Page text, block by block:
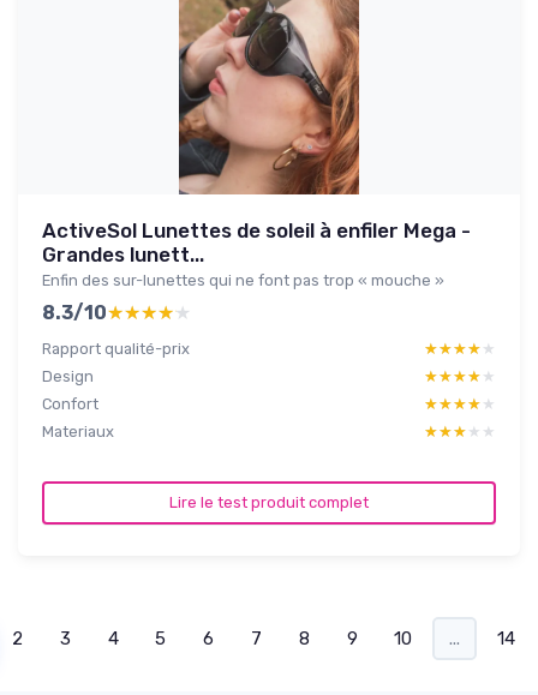
ActiveSol Lunettes de soleil à enfiler Mega -
Grandes lunett...
Enfin des sur-lunettes qui ne font pas trop « mouche »
8.3/10★★★★★
★★★★★
Rapport qualité-prix ★★★★★
★★★★★
Design
★★★★★
★★★★★
Confort
★★★★★
★★★★★
Materiaux
★★★★★
★★★★★
Lire le test produit complet
2 3 4 5 6 7 8 9 10 ... 14